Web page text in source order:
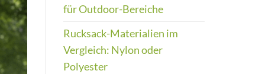
für Outdoor-Bereiche
Rucksack-Materialien im
Vergleich: Nylon oder
Polyester